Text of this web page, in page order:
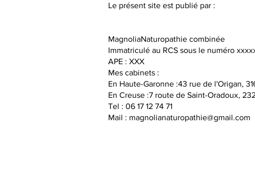
Le présent site est publié par :
MagnoliaNaturopathie combinée
Immatriculé au RCS sous le numéro
APE : XXX
Mes cabinets :
En Haute-Garonne :43 rue de l'Origan,
En Creuse :7 route de Saint-Oradoux,
Tel : 06 17 12 74 71
Mail : magnolianaturopathie@gmail.com